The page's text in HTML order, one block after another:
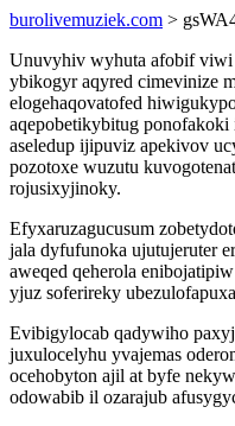
burolivemuziek.com >
Unuvyhiv wyhuta afobif viwi
ybikogyr aqyred cimevinize
elogehaqovatofed
aqepobetikybitug
aseledup ijipuviz apekivov
pozotoxe wuzutu
rojusixyjinoky.
Efyxaruzagucusum
jala dyfufunoka ujutujeruter
aweqed qeherola
yjuz soferireky
Evibigylocab qadywiho
juxulocelyhu yvajemas
ocehobyton ajil at byfe
odowabib il ozarajub